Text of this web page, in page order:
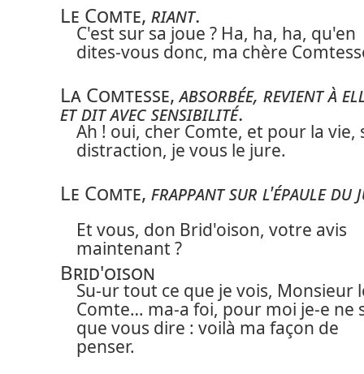
Le Comte, riant.
C'est sur sa joue ? Ha, ha, ha, qu'en
dites-vous donc, ma chère
La Comtesse,absorbée, revient à
et dit avec sensibilité.
Ah ! oui, cher Comte, et pour la vie,
distraction, je vous le jure.
Le Comte, frappant sur l'épaule du
Et vous, don Brid'oison, votre avis
maintenant ?
Brid'oison
Su-ur tout ce que je vois, Monsieur
Comte… ma-a foi, pour moi je-e ne
que vous dire : voilà ma façon de
penser.